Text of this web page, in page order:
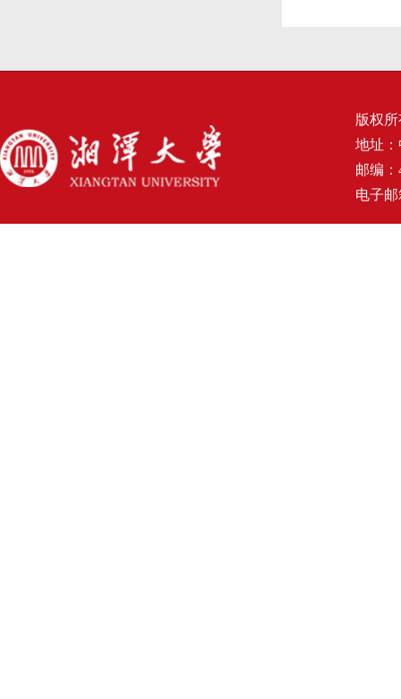
版权
地址
邮编：
电子邮